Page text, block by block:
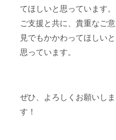
てほしいと思っています。
ご支援と共に、貴重なご意
見でもかかわってほしいと
思っています。
ぜひ、よろしくお願いしま
す！